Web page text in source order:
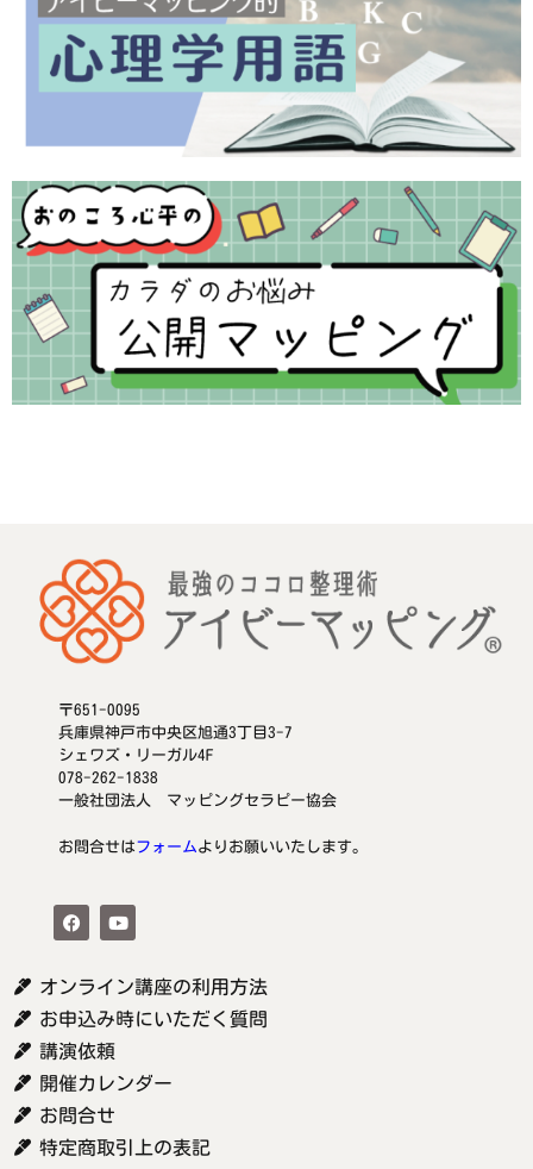
〒651-0095
兵庫県神戸市中央区旭通3丁目3-7
シェワズ・リーガル4F
078-262-1838
一般社団法人 マッピングセラピー協会
お問合せはフォームよりお願いいたします。
オンライン講座の利用方法
お申込み時にいただく質問
講演依頼
開催カレンダー
お問合せ
特定商取引上の表記